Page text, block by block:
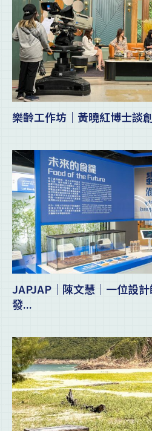
樂齡工作坊｜黃曉紅博士談
JAPJAP｜陳文慧｜一位設
發...